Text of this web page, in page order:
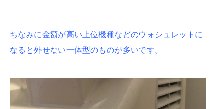
ちなみに金額が高い上位機種などのウォシュレットに
なると外せない一体型のものが多いです。